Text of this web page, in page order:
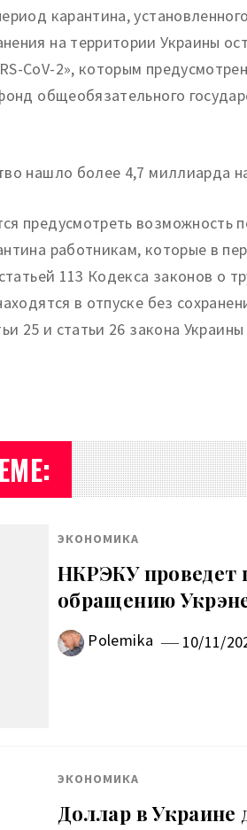
карантина,
на территории Украины
СоV-2», которым
общеобязательного
нашло более 4,7 миллиарда
предусмотреть возможность
работникам, которые в
113 Кодекса законов о
в отпуске без
25 и статьи 26 закона
ЭКОНОМИКА
НКРЭКУ проведет
обращению
Polemika 10/11/
ЭКОНОМИКА
Доллар в Украине